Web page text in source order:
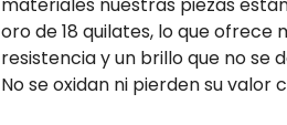
oro de 18 quilates, lo que ofrece
resistencia y un brillo que no se
No se oxidan ni pierden su valor